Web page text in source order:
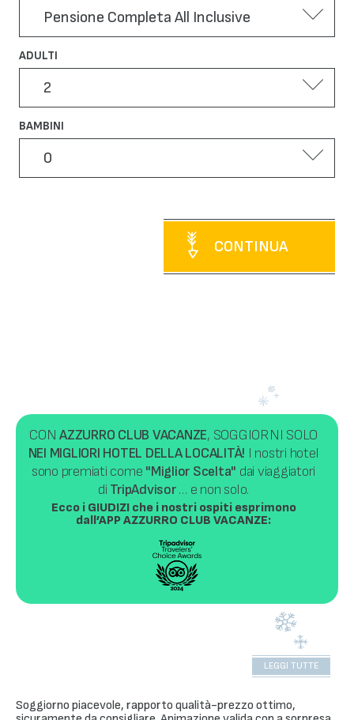
ADULTI
BAMBINI
CONTINUA
CONAZZURRO CLUB VACANZE, SOGGIORNI SOLO
NEI MIGLIORI HOTEL DELLA LOCALITÀ! I nostri hotel
sono premiati come "Miglior Scelta" dai viaggiatori
di TripAdvisor… e non solo.
Ecco i GIUDIZI che i nostri ospiti esprimono
dall’APP AZZURRO CLUB VACANZE:
LEGGI TUTTE
Soggiorno piacevole, rapporto qualità-prezzo ottimo,